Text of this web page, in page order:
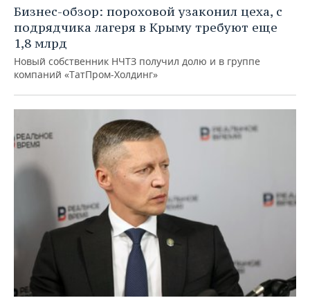
Бизнес-обзор: пороховой узаконил цеха, с
подрядчика лагеря в Крыму требуют еще
1,8 млрд
Новый собственник НЧТЗ получил долю и в группе
компаний «ТатПром-Холдинг»